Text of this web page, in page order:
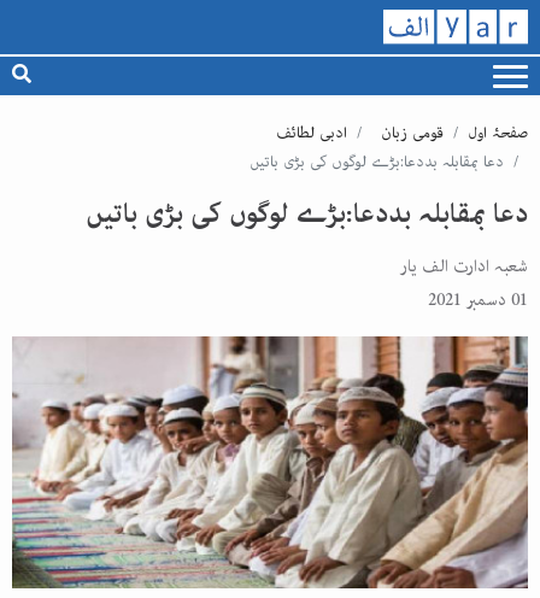
صفحۂ اول قومی زبان
ادبی لطائف
دعا بمقابلہ بددعا:بڑے لوگوں کی بڑی باتیں
دعا بمقابلہ بددعا:بڑے لوگوں کی بڑی باتیں
شعبہ ادارت الف یار
01 دسمبر 2021